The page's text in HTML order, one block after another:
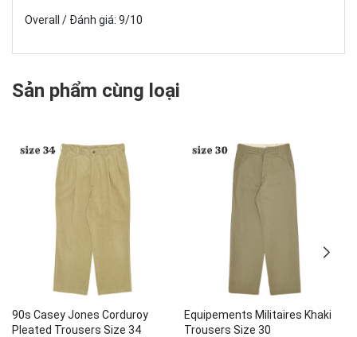
Overall / Đánh giá: 9/10
Sản phẩm cùng loại
90s Casey Jones Corduroy
Pleated Trousers Size 34
Equipements Militaires Khaki
Trousers Size 30